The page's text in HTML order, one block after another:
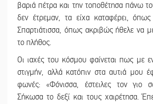
βαριά πέτρα και την τοποθέτησα πάνω
δεν έτρεμαν, τα είχα καταφέρει,
Σπαρτιάτισσα, όπως ακριβώς ήθελε να
το πλήθος.
Οι ιαχές του κόσμου φαίνεται πως με
στιγμήν, αλλά κατόπιν στα αυτιά μου
φωνές: «Φόνισσα, έστειλες τον γιο
Σήκωσα το δεξί και τους χαιρέτησα.